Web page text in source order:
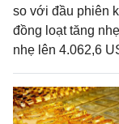
so với đầu phiên
đồng loạt tăng
nhẹ lên 4.062,6